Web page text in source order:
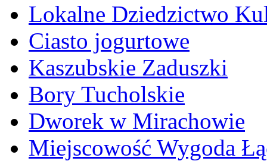
Lokalne Dziedzictwo
Ciasto jogurtowe
Kaszubskie Zaduszki
Bory Tucholskie
Dworek w Mirachowie
Miejscowość Wygoda